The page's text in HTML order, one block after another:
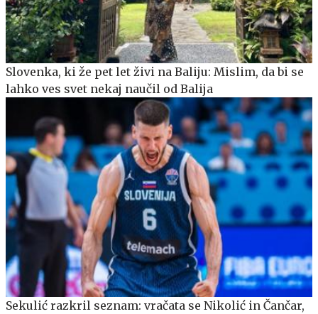
Slovenka, ki že pet let živi na Baliju: Mislim, da bi se
lahko ves svet nekaj naučil od Balija
Sekulić razkril seznam: vračata se Nikolić in Čančar,